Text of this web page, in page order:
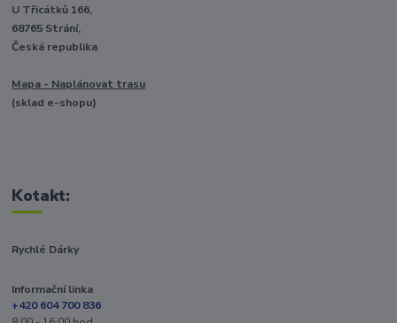
U Třicátků 166,
68765 Strání,
Česká republika
Mapa - Naplánovat trasu
(sklad e-shopu)
Kotakt:
Rychlé Dárky
Informační linka
+420 604 700 836